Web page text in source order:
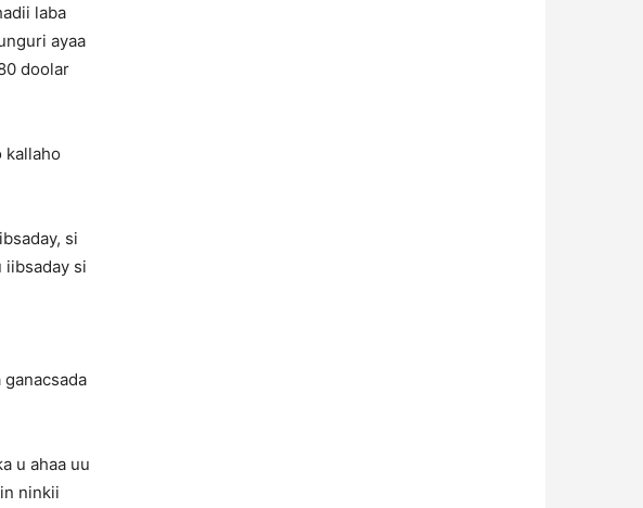
laba
ayaa
doolar
kallaho
si
iibsaday si
u ahaa uu
ninkii